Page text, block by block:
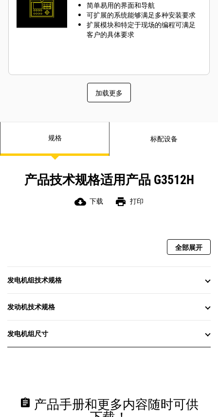
简单易用的界面和导航
可扩展的系统能够满足多种安装要求
扩展模块和特定于现场的编程可满足
客户的具体要求
加载更多
规格 标配设备
产品技术规格适用产品 G3512H
cloud_download 下载 print 打印
全部展开
发电机组技术规格
发动机技术规格
发电机组尺寸
assignment 产品手册和更多内容随时可供